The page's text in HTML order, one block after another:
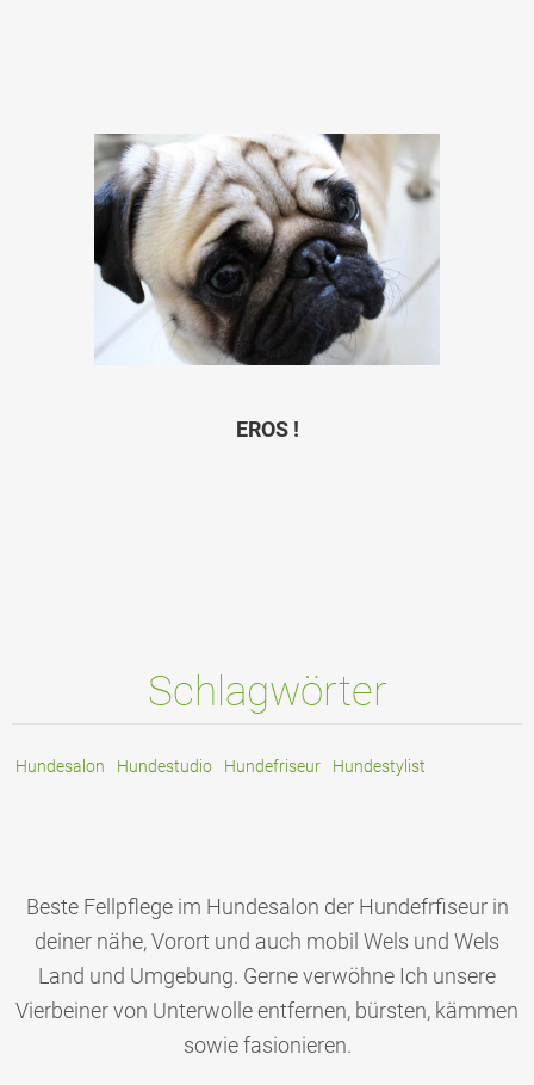
EROS !
Schlagwörter
Hundesalon Hundestudio Hundefriseur Hundestylist
Beste Fellpflege im Hundesalon der Hundefrfiseur in
deiner nähe, Vorort und auch mobil Wels und Wels
Land und Umgebung. Gerne verwöhne Ich unsere
Vierbeiner von Unterwolle entfernen, bürsten, kämmen
sowie fasionieren.